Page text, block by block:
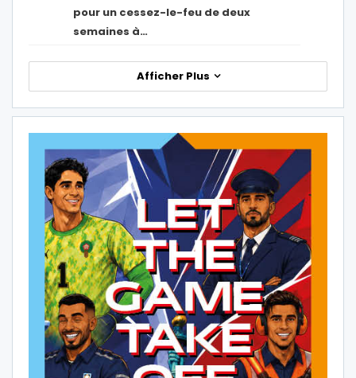
pour un cessez-le-feu de deux
semaines à…
Afficher Plus